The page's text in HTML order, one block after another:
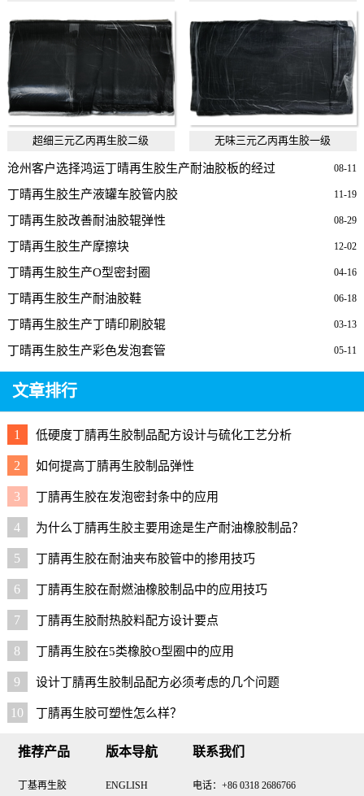
超细三元乙丙再生胶二级 无味三元乙丙再生胶一级
08-11
沧州客户选择鸿运丁晴再生胶生产耐油胶板的经过
11-19
丁晴再生胶生产液罐车胶管内胶
08-29
丁晴再生胶改善耐油胶辊弹性
12-02
丁晴再生胶生产摩擦块
04-16
丁晴再生胶生产O型密封圈
06-18
丁晴再生胶生产耐油胶鞋
03-13
丁晴再生胶生产丁晴印刷胶辊
05-11
丁晴再生胶生产彩色发泡套管
文章排行
1 低硬度丁腈再生胶制品配方设计与硫化工艺分析
2 如何提高丁腈再生胶制品弹性
3 丁腈再生胶在发泡密封条中的应用
4 为什么丁腈再生胶主要用途是生产耐油橡胶制品？
5 丁腈再生胶在耐油夹布胶管中的掺用技巧
6 丁腈再生胶在耐燃油橡胶制品中的应用技巧
7 丁腈再生胶耐热胶料配方设计要点
8 丁腈再生胶在5类橡胶O型圈中的应用
9 设计丁腈再生胶制品配方必须考虑的几个问题
10 丁腈再生胶可塑性怎么样？
推荐产品
丁基再生胶
版本导航
ENGLISH
联系我们
电话：+86 0318 2686766